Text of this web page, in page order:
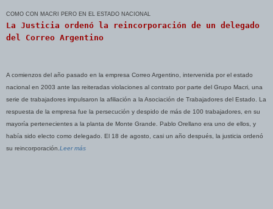
COMO CON MACRI PERO EN EL ESTADO NACIONAL
La Justicia ordenó la reincorporación de un delegado
del Correo Argentino
A comienzos del año pasado en la empresa Correo Argentino, intervenida por el estado
nacional en 2003 ante las reiteradas violaciones al contrato por parte del Grupo Macri, una
serie de trabajadores impulsaron la afiliación a la Asociación de Trabajadores del Estado. La
respuesta de la empresa fue la persecución y despido de más de 100 trabajadores, en su
mayoría pertenecientes a la planta de Monte Grande. Pablo Orellano era uno de ellos, y
había sido electo como delegado. El 18 de agosto, casi un año después, la justicia ordenó
su reincorporación. Leer más